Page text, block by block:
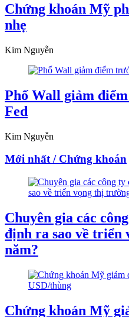
Chứng khoán Mỹ
nhẹ
Kim Nguyễn
Phố Wall giảm
Fed
Kim Nguyễn
Mới nhất / Chứng khoán
Chuyên gia các
định ra sao về triển
năm?
Chứng khoán Mỹ